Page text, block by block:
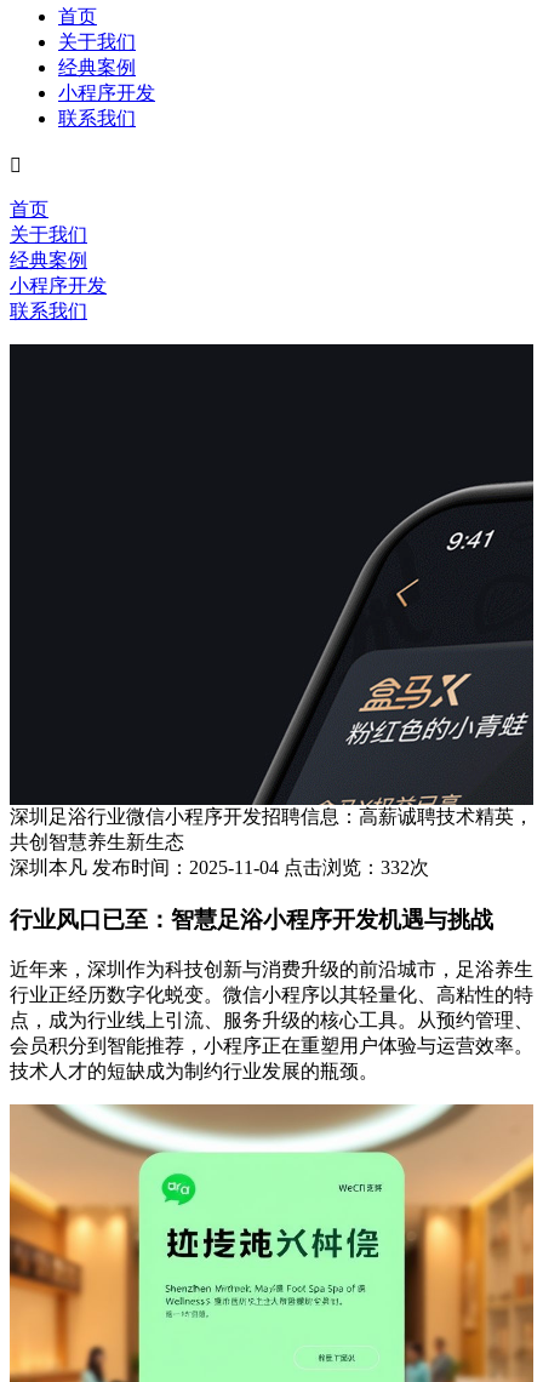
首页
关于我们
经典案例
小程序开发
联系我们

首页
关于我们
经典案例
小程序开发
联系我们
深圳足浴行业微信小程序开发招聘信息：高薪诚聘技术精英，
共创智慧养生新生态
深圳本凡 发布时间：2025-11-04 点击浏览：332次
行业风口已至：智慧足浴小程序开发机遇与挑战
近年来，深圳作为科技创新与消费升级的前沿城市，足浴养生
行业正经历数字化蜕变。微信小程序以其轻量化、高粘性的特
点，成为行业线上引流、服务升级的核心工具。从预约管理、
会员积分到智能推荐，小程序正在重塑用户体验与运营效率。
技术人才的短缺成为制约行业发展的瓶颈。